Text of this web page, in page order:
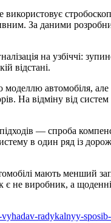
використовує
За даними
на узбіччі:
відстані.
моделлю автомобіля,
На відміну від
— спроба
в один ряд із
мають менший
не виробник, а
radykalnyy-